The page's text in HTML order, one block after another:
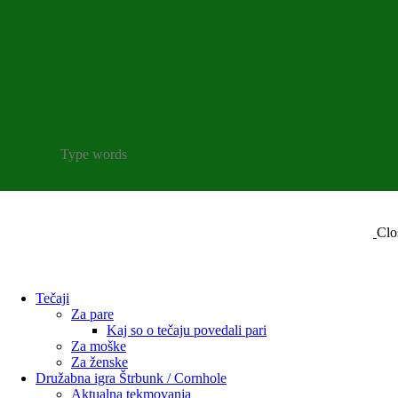
Tečaji
Za pare
Kaj so o tečaju povedali pari
Za moške
Za ženske
Družabna igra Štrbunk / Cornhole
Aktualna tekmovanja